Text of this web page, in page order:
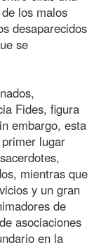
los malos
desaparecidos
se
Fides, figura
embargo, esta
lugar
mientras que
y un gran
de
asociaciones
en la